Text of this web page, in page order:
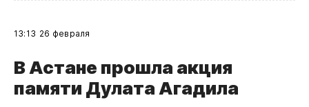
13:13 26 февраля
В Астане прошла акция
памяти Дулата Агадила